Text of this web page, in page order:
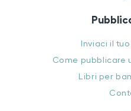
Inviaci il
Come pubblicare
Libri per